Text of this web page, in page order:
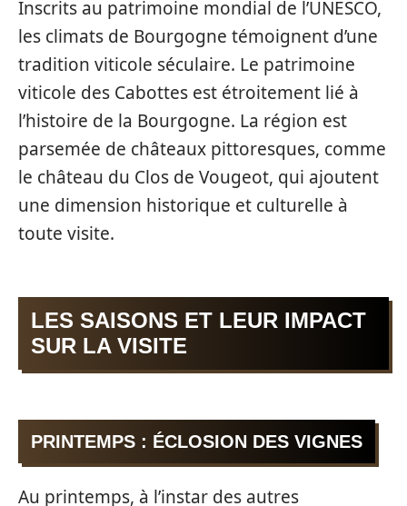
Inscrits au patrimoine mondial de l’UNESCO,
les climats de Bourgogne témoignent d’une
tradition viticole séculaire. Le patrimoine
viticole des Cabottes est étroitement lié à
l’histoire de la Bourgogne. La région est
parsemée de châteaux pittoresques, comme
le château du Clos de Vougeot, qui ajoutent
une dimension historique et culturelle à
toute visite.
LES SAISONS ET LEUR IMPACT
SUR LA VISITE
PRINTEMPS : ÉCLOSION DES VIGNES
Au printemps, à l’instar des autres